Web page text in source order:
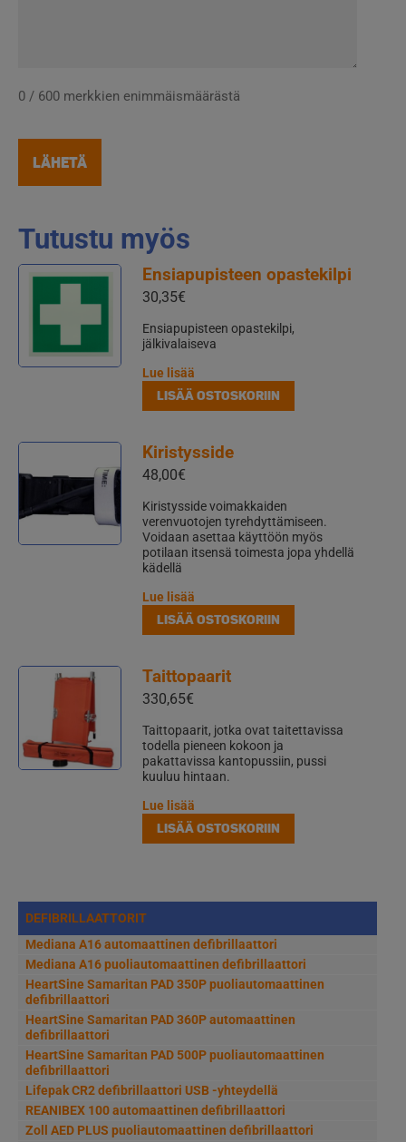
DEFIBRILLAATTORIT
Mediana A16 automaattinen defibrillaattori
Mediana A16 puoliautomaattinen defibrillaattori
HeartSine Samaritan PAD 350P puoliautomaattinen
defibrillaattori
HeartSine Samaritan PAD 360P automaattinen
defibrillaattori
HeartSine Samaritan PAD 500P puoliautomaattinen
defibrillaattori
Lifepak CR2 defibrillaattori USB -yhteydellä
REANIBEX 100 automaattinen defibrillaattori
Zoll AED PLUS puoliautomaattinen defibrillaattori
0 / 600 merkkien enimmäismäärästä
Tutustu myös
Ensiapupisteen opastekilpi
30,35€
Ensiapupisteen opastekilpi,
jälkivalaiseva
Lue lisää
LISÄÄ OSTOSKORIIN
Kiristysside
48,00€
Kiristysside voimakkaiden
verenvuotojen tyrehdyttämiseen.
Voidaan asettaa käyttöön myös
potilaan itsensä toimesta jopa yhdellä
kädellä
Lue lisää
LISÄÄ OSTOSKORIIN
Taittopaarit
330,65€
Taittopaarit, jotka ovat taitettavissa
todella pieneen kokoon ja
pakattavissa kantopussiin, pussi
kuuluu hintaan.
Lue lisää
LISÄÄ OSTOSKORIIN